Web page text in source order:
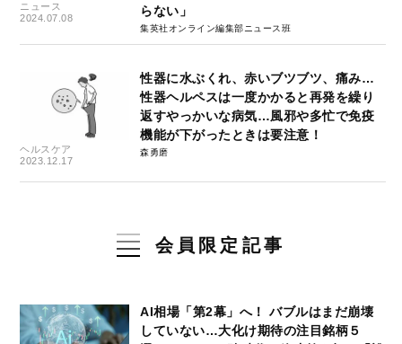
ニュース
2024.07.08
らない」
集英社オンライン編集部ニュース班
ヘルスケア
2023.12.17
性器に水ぶくれ、赤いブツブツ、痛み…
性器ヘルペスは一度かかると再発を繰り
返すやっかいな病気…風邪や多忙で免疫
機能が下がったときは要注意！
森勇磨
会員限定記事
AI相場「第2幕」へ！ バブルはまだ崩壊
していない…大化け期待の注目銘柄５